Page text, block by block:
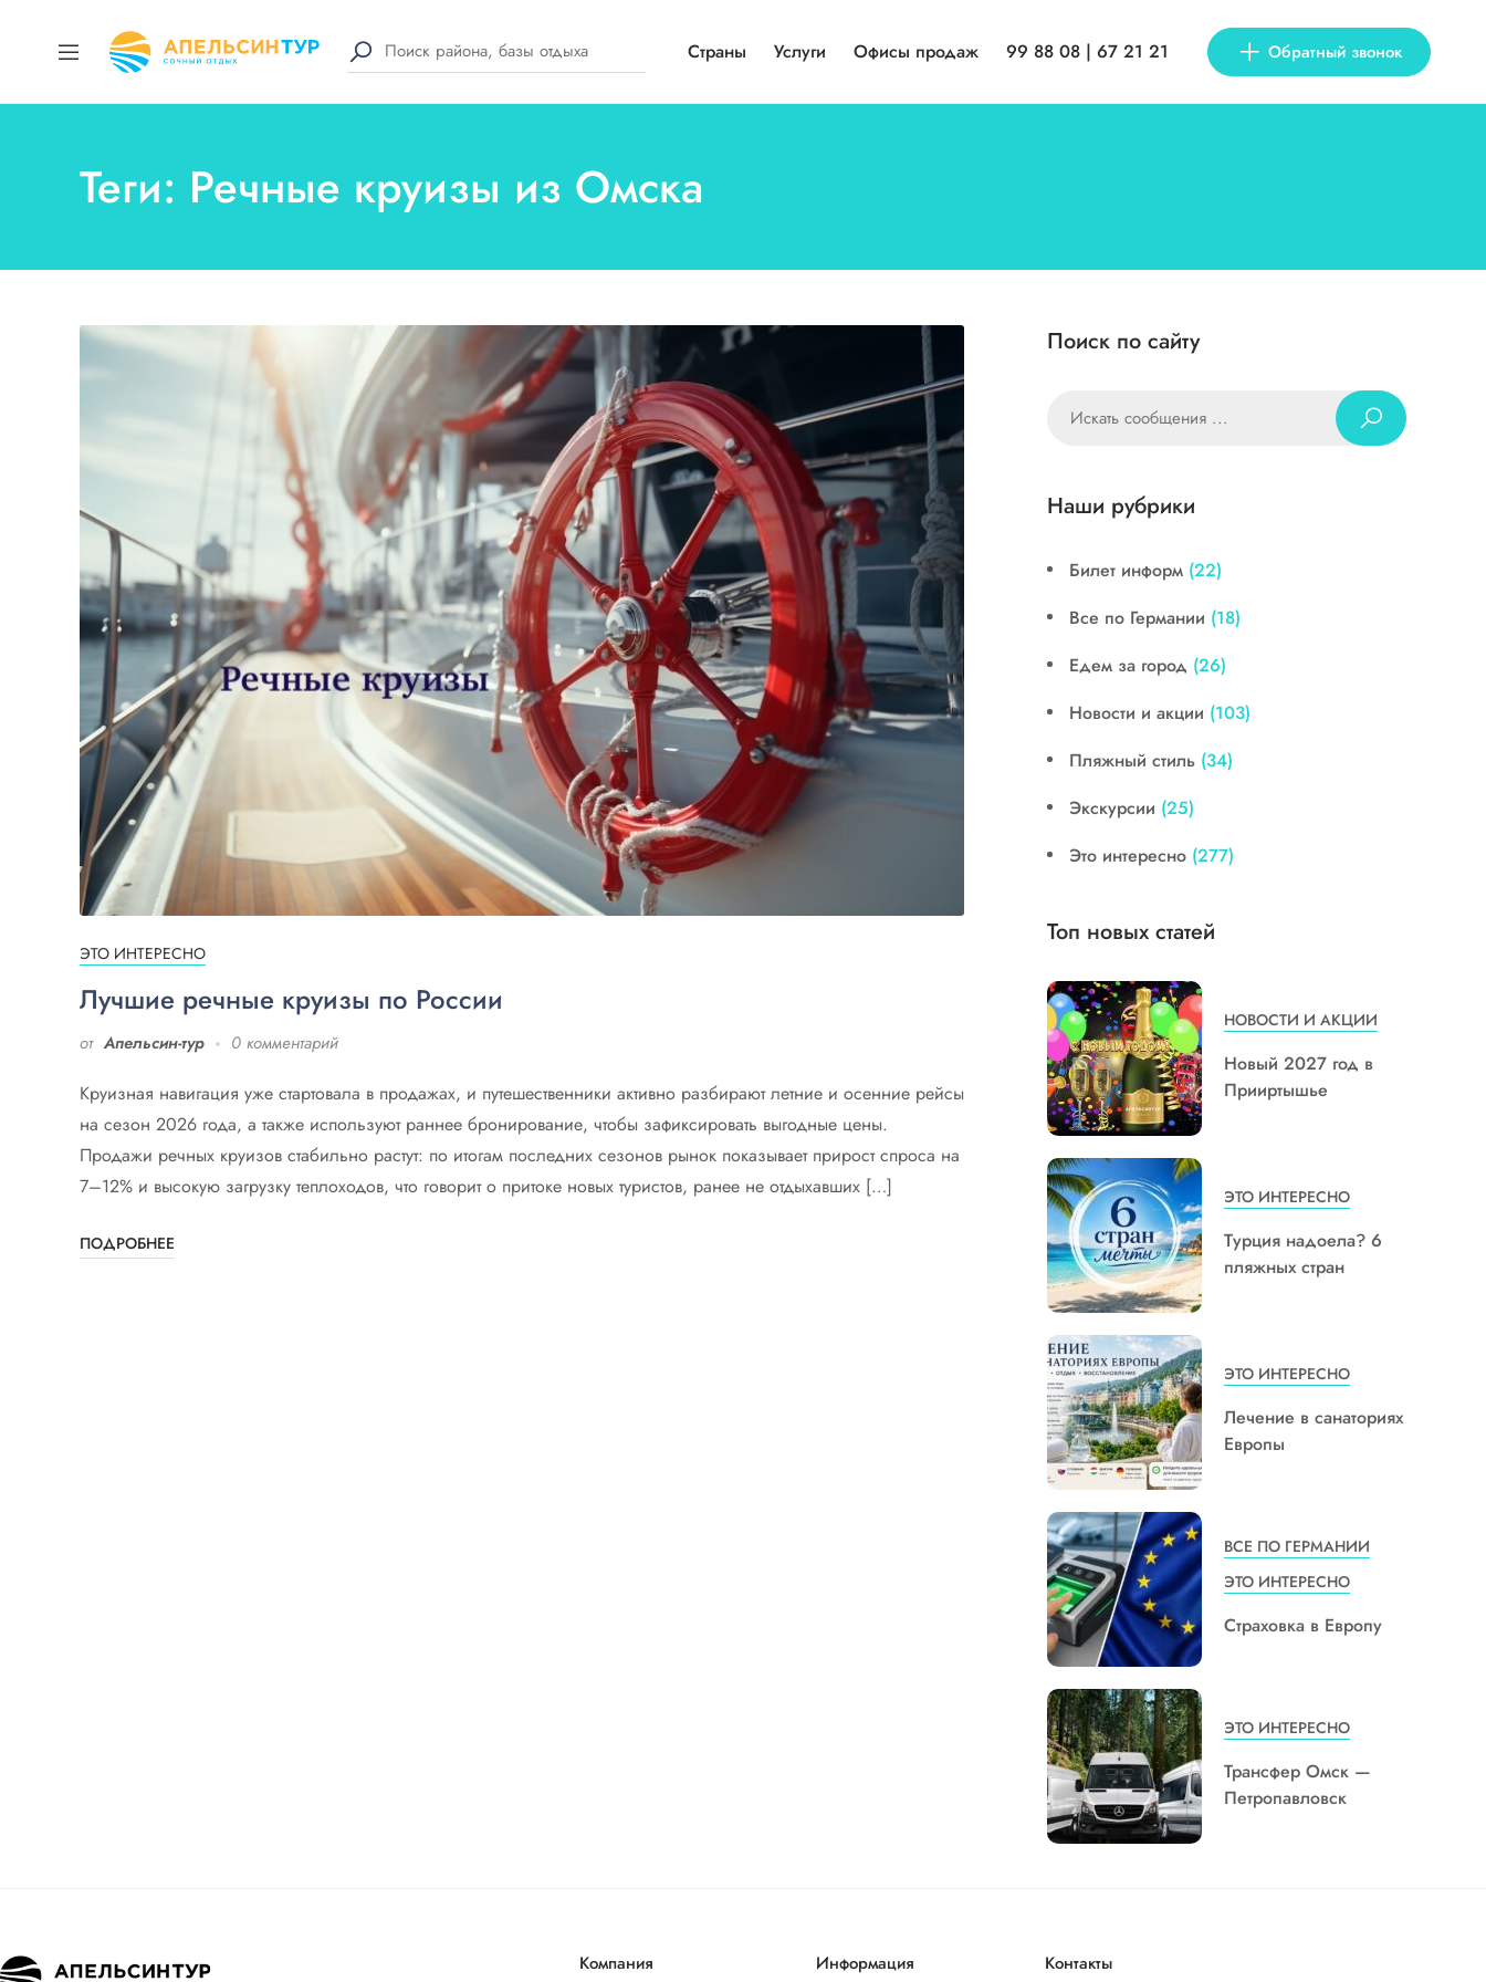
Страны Услуги Офисы продаж 99 88 08 | 67 21 21 Обратный звонок
Теги: Речные круизы из Омска
ЭТО ИНТЕРЕСНО
Лучшие речные круизы по России
от Апельсин-тур 0 комментарий
Круизная навигация уже стартовала в продажах, и путешественники активно разбирают летние и осенние рейсы
на сезон 2026 года, а также используют раннее бронирование, чтобы зафиксировать выгодные цены.
Продажи речных круизов стабильно растут: по итогам последних сезонов рынок показывает прирост спроса на
7–12% и высокую загрузку теплоходов, что говорит о притоке новых туристов, ранее не отдыхавших […]
ПОДРОБНЕЕ
Поиск по сайту
Наши рубрики
Билет информ (22)
Все по Германии (18)
Едем за город (26)
Новости и акции (103)
Пляжный стиль (34)
Экскурсии (25)
Это интересно (277)
Топ новых статей
НОВОСТИ И АКЦИИ
Новый 2027 год в
Прииртышье
ЭТО ИНТЕРЕСНО
Турция надоела? 6
пляжных стран
ЭТО ИНТЕРЕСНО
Лечение в санаториях
Европы
ВСЕ ПО ГЕРМАНИИ
ЭТО ИНТЕРЕСНО
Страховка в Европу
ЭТО ИНТЕРЕСНО
Трансфер Омск —
Петропавловск
Компания Информация Контакты